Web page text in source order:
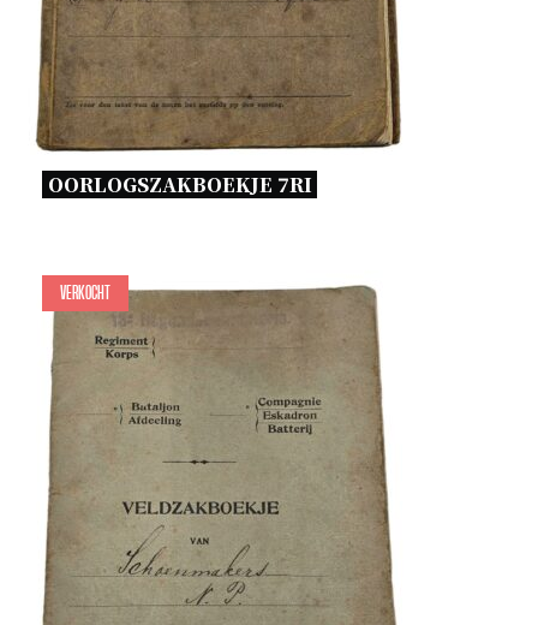
OORLOGSZAKBOEKJE 7RI
Verkocht